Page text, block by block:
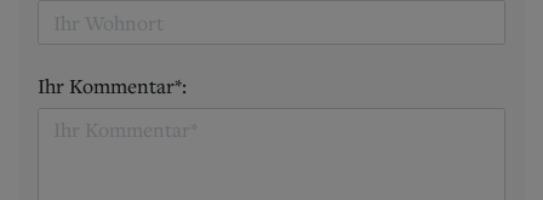
Ihr Kommentar*: